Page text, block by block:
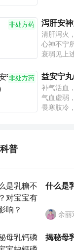
非处方药 泻肝安
清肝泻火
心神不宁
衰弱见上
非处方药 益安宁
补气活血
气血虚弱
畏寒肢冷
普
余丽